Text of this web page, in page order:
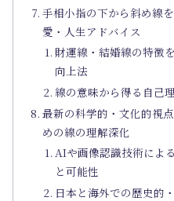
手相小指の下から斜め線
愛・人生アドバイス
財運線・結婚線の特徴
向上法
線の意味から得る自己
最新の科学的・文化的視
めの線の理解深化
AIや画像認識技術によ
と可能性
日本と海外での歴史的